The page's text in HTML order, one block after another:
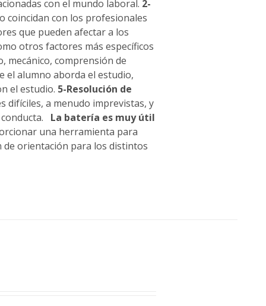
con el mundo laboral. 2-
coincidan con los profesionales
que pueden afectar a los
otros factores más específicos
mecánico, comprensión de
el alumno aborda el estudio,
el estudio. 5-Resolución de
difíciles, a menudo imprevistas, y
La batería es muy útil
una herramienta para
de orientación para los distintos